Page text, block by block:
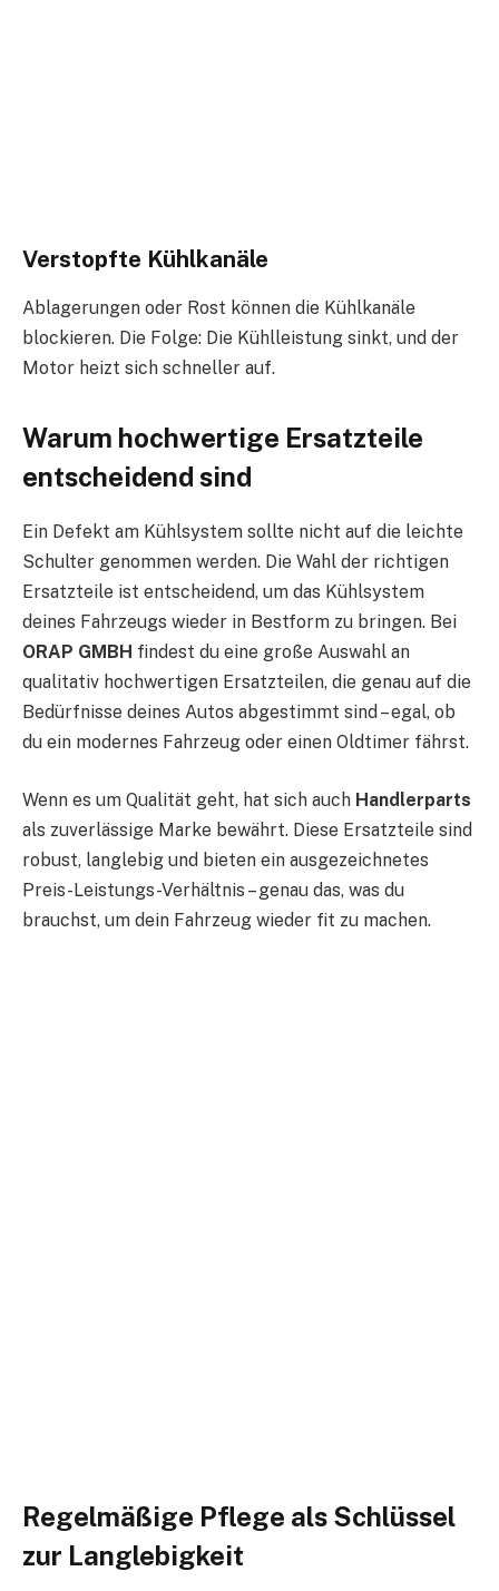
Verstopfte Kühlkanäle
Ablagerungen oder Rost können die Kühlkanäle
blockieren. Die Folge: Die Kühlleistung sinkt, und der
Motor heizt sich schneller auf.
Warum hochwertige Ersatzteile
entscheidend sind
Ein Defekt am Kühlsystem sollte nicht auf die leichte
Schulter genommen werden. Die Wahl der richtigen
Ersatzteile ist entscheidend, um das Kühlsystem
deines Fahrzeugs wieder in Bestform zu bringen. Bei
ORAP GMBH findest du eine große Auswahl an
qualitativ hochwertigen Ersatzteilen, die genau auf die
Bedürfnisse deines Autos abgestimmt sind – egal, ob
du ein modernes Fahrzeug oder einen Oldtimer fährst.
Wenn es um Qualität geht, hat sich auch Handlerparts
als zuverlässige Marke bewährt. Diese Ersatzteile sind
robust, langlebig und bieten ein ausgezeichnetes
Preis-Leistungs-Verhältnis – genau das, was du
brauchst, um dein Fahrzeug wieder fit zu machen.
Regelmäßige Pflege als Schlüssel
zur Langlebigkeit